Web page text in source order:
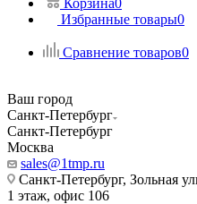
Корзина0
Избранные товары0
Сравнение товаров0
Ваш город
Санкт-Петербург
Санкт-Петербург
Москва
sales@1tmp.ru
Санкт-Петербург, Зольная
1 этаж, офис 106